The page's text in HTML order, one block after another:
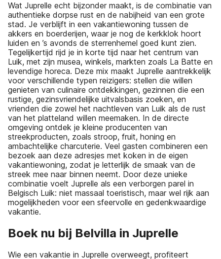
Wat Juprelle echt bijzonder maakt, is de combinatie van
authentieke dorpse rust en de nabijheid van een grote
stad. Je verblijft in een vakantiewoning tussen de
akkers en boerderijen, waar je nog de kerkklok hoort
luiden en ’s avonds de sterrenhemel goed kunt zien.
Tegelijkertijd rijd je in korte tijd naar het centrum van
Luik, met zijn musea, winkels, markten zoals La Batte en
levendige horeca. Deze mix maakt Juprelle aantrekkelijk
voor verschillende typen reizigers: stellen die willen
genieten van culinaire ontdekkingen, gezinnen die een
rustige, gezinsvriendelijke uitvalsbasis zoeken, en
vrienden die zowel het nachtleven van Luik als de rust
van het platteland willen meemaken. In de directe
omgeving ontdek je kleine producenten van
streekproducten, zoals stroop, fruit, honing en
ambachtelijke charcuterie. Veel gasten combineren een
bezoek aan deze adresjes met koken in de eigen
vakantiewoning, zodat je letterlijk de smaak van de
streek mee naar binnen neemt. Door deze unieke
combinatie voelt Juprelle als een verborgen parel in
Belgisch Luik: niet massaal toeristisch, maar wel rijk aan
mogelijkheden voor een sfeervolle en gedenkwaardige
vakantie.
Boek nu bij Belvilla in Juprelle
Wie een vakantie in Juprelle overweegt, profiteert